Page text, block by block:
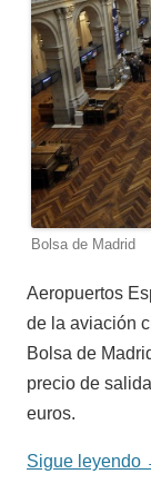
Bolsa de Madrid
Aeropuertos
de la aviación
Bolsa de
precio de
euros.
Sigue leyendo